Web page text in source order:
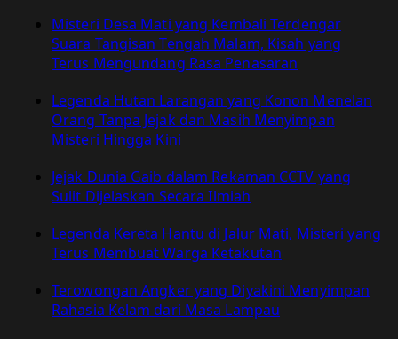
Misteri Desa Mati yang Kembali Terdengar
Suara Tangisan Tengah Malam, Kisah yang
Terus Mengundang Rasa Penasaran
Legenda Hutan Larangan yang Konon Menelan
Orang Tanpa Jejak dan Masih Menyimpan
Misteri Hingga Kini
Jejak Dunia Gaib dalam Rekaman CCTV yang
Sulit Dijelaskan Secara Ilmiah
Legenda Kereta Hantu di Jalur Mati, Misteri yang
Terus Membuat Warga Ketakutan
Terowongan Angker yang Diyakini Menyimpan
Rahasia Kelam dari Masa Lampau